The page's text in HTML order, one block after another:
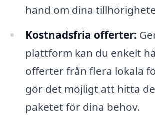
hand om dina
Kostnadsfria offerter:
plattform kan du enkelt
offerter från flera lokala
gör det möjligt att hitta
paketet för dina behov.